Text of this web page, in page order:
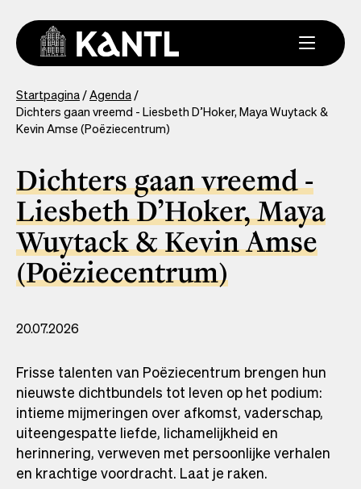
naar
inhoud
gaan
You
are
here
Startpagina Agenda
Dichters gaan vreemd - Liesbeth D’Hoker, Maya Wuytack &
Kevin Amse (Poëziecentrum)
Dichters gaan vreemd -
Liesbeth D’Hoker, Maya
Wuytack & Kevin Amse
(Poëziecentrum)
20.07.2026
Frisse talenten van Poëziecentrum brengen hun
nieuwste dichtbundels tot leven op het podium:
intieme mijmeringen over afkomst, vaderschap,
uiteengespatte liefde, lichamelijkheid en
herinnering, verweven met persoonlijke verhalen
en krachtige voordracht. Laat je raken.